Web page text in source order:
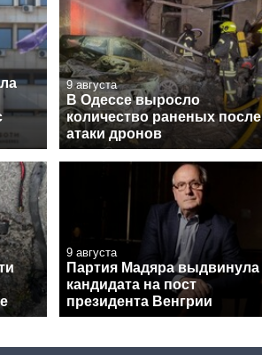
9 августа
В Одессе выросло
количество раненых после
атаки дронов
9 августа
Партия Мадяра выдвинула
кандидата на пост
президента Венгрии